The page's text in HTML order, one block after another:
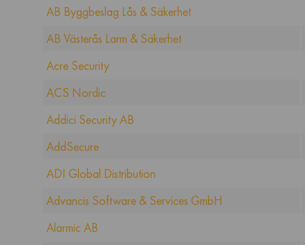
AB Byggbeslag Lås & Säkerhet
AB Västerås Larm & Säkerhet
Acre Security
ACS Nordic
Addici Security AB
AddSecure
ADI Global Distribution
Advancis Software & Services GmbH
Alarmic AB